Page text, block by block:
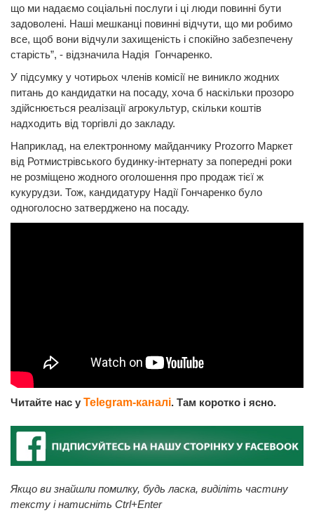
що ми надаємо соціальні послуги і ці люди повинні бути
задоволені. Наші мешканці повинні відчути, що ми робимо
все, щоб вони відчули захищеність і спокійно забезпечену
старість”, - відзначила Надія Гончаренко.
У підсумку у чотирьох членів комісії не виникло жодних
питань до кандидатки на посаду, хоча б наскільки прозоро
здійснюється реалізації агрокультур, скільки коштів
надходить від торгівлі до закладу.
Наприклад, на електронному майданчику Prozorro Маркет
від Ротмистрівського будинку-інтернату за попередні роки
не розміщено жодного оголошення про продаж тієї ж
кукурудзи. Тож, кандидатуру Надії Гончаренко було
одноголосно затверджено на посаду.
Читайте нас у Telegram-каналі. Там коротко і ясно.
Якщо ви знайшли помилку, будь ласка, виділіть частину
тексту і натисніть Ctrl+Enter